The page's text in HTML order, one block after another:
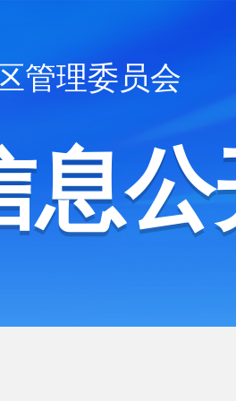
管理委员会
息公